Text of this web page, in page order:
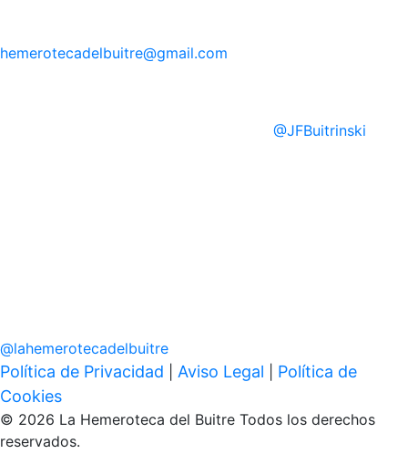
hemerotecadelbuitre@gmail.com
@JFBuitrinski
@lahemerotecadelbuitre
Política de Privacidad Aviso Legal
Política de
Cookies
© 2026 La Hemeroteca del Buitre Todos los derechos
reservados.